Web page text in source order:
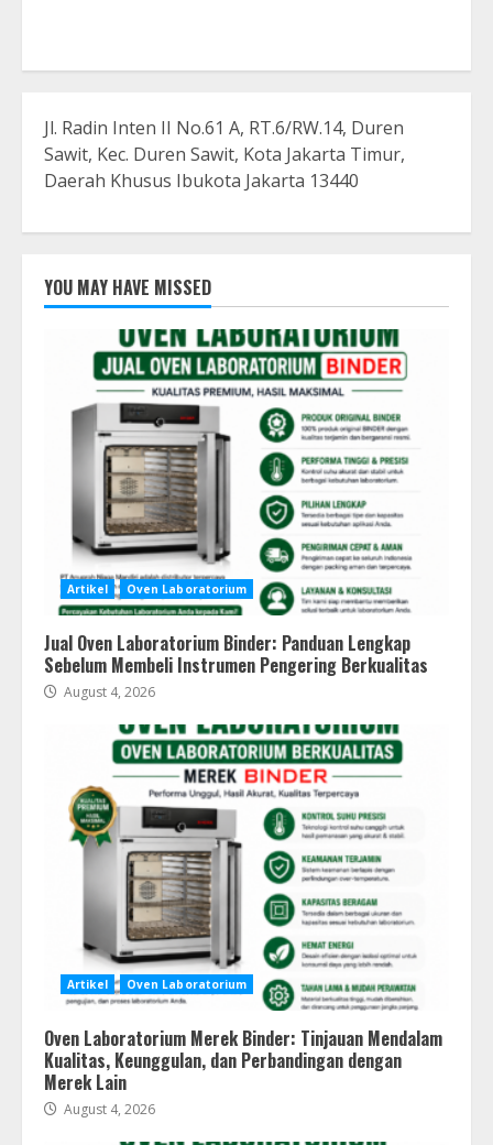
Jl. Radin Inten II No.61 A, RT.6/RW.14, Duren
Sawit, Kec. Duren Sawit, Kota Jakarta Timur,
Daerah Khusus Ibukota Jakarta 13440
YOU MAY HAVE MISSED
Artikel Oven Laboratorium
Jual Oven Laboratorium Binder: Panduan Lengkap
Sebelum Membeli Instrumen Pengering Berkualitas
August 4, 2026
Artikel Oven Laboratorium
Oven Laboratorium Merek Binder: Tinjauan Mendalam
Kualitas, Keunggulan, dan Perbandingan dengan
Merek Lain
August 4, 2026